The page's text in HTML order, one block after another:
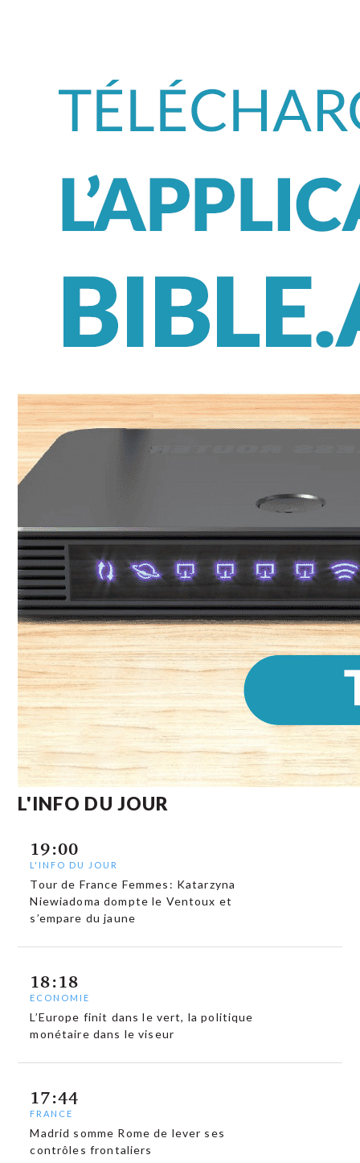
L'INFO DU JOUR
19:00
L'INFO DU JOUR
Tour de France Femmes: Katarzyna
Niewiadoma dompte le Ventoux et
s’empare du jaune
18:18
ECONOMIE
L’Europe finit dans le vert, la politique
monétaire dans le viseur
17:44
FRANCE
Madrid somme Rome de lever ses
contrôles frontaliers